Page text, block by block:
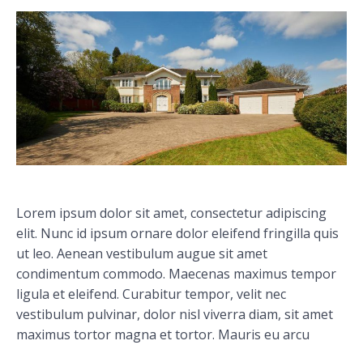
Lorem ipsum dolor sit amet, consectetur adipiscing
elit. Nunc id ipsum ornare dolor eleifend fringilla quis
ut leo. Aenean vestibulum augue sit amet
condimentum commodo. Maecenas maximus tempor
ligula et eleifend. Curabitur tempor, velit nec
vestibulum pulvinar, dolor nisl viverra diam, sit amet
maximus tortor magna et tortor. Mauris eu arcu